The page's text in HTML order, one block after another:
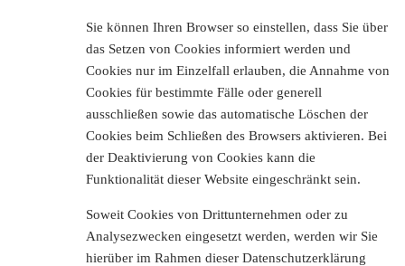
Sie können Ihren Browser so einstellen, dass Sie über
das Setzen von Cookies informiert werden und
Cookies nur im Einzelfall erlauben, die Annahme von
Cookies für bestimmte Fälle oder generell
ausschließen sowie das automatische Löschen der
Cookies beim Schließen des Browsers aktivieren. Bei
der Deaktivierung von Cookies kann die
Funktionalität dieser Website eingeschränkt sein.
Soweit Cookies von Drittunternehmen oder zu
Analysezwecken eingesetzt werden, werden wir Sie
hierüber im Rahmen dieser Datenschutzerklärung